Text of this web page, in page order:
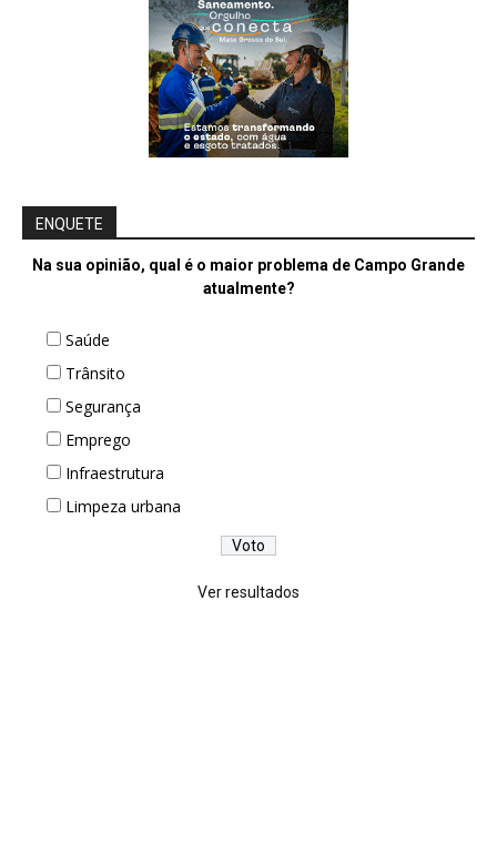
ENQUETE
Na sua opinião, qual é o maior problema de Campo Grande
atualmente?
Saúde
Trânsito
Segurança
Emprego
Infraestrutura
Limpeza urbana
Ver resultados